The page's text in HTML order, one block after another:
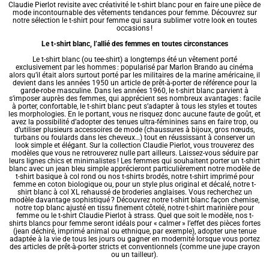
Claudie Pierlot revisite avec créativité le t-shirt blanc pour en faire une pièce de
mode incontournable des vêtements tendances pour femme. Découvrez sur
notre sélection le t-shirt pour femmequi saura sublimer votre look en toutes
occasions !
Le t-shirt blanc, l’allié des femmes en toutes circonstances
Le t-shirt blanc (ou tee-shirt) a longtemps été un vêtement porté
exclusivement par les hommes : popularisé par Marlon Brando au cinéma
alors qu’il était alors surtout porté par les militaires de la marine américaine, il
devient dans les années 1950 un article de prêt-à-porter de référence pour la
garde-robe masculine. Dans les années 1960, le t-shirt blanc parvient à
s’imposer auprès des femmes, qui apprécient ses nombreux avantages : facile
à porter, confortable, le t-shirt blanc peut s’adapter à tous les styles et toutes
les morphologies. En le portant, vous ne risquez donc aucune faute de goût, et
avez la possibilité d’adopter des tenues ultra-féminines sans en faire trop, ou
d’utiliser plusieurs accessoires de mode (chaussures à bijoux, gros nœuds,
turbans ou foulards dans les cheveux…) tout en réussissant à conserver un
look simple et élégant. Sur la collection Claudie Pierlot, vous trouverez des
modèles que vous ne retrouverez nulle part ailleurs. Laissez-vous séduire par
leurs lignes chics et minimalistes ! Les femmes qui souhaitent porter un t-shirt
blanc avec un jean bleu simple apprécieront particulièrement notre modèle de
t-shirt basique à col rond ou nos t-shirts brodés, notre t-shirt imprimé pour
femme en coton biologique ou, pour un style plus original et décalé, notre t-
shirt blanc à col XL rehaussé de broderies anglaises. Vous recherchez un
modèle davantage sophistiqué ? Découvrez notre t-shirt blanc façon chemise,
notre top blanc ajusté en tissu finement côtelé, notre t-shirt marinière pour
femmeou le t-shirt Claudie Pierlot à strass. Quel que soit le modèle, nos t-
shirts blancs pour femme seront idéals pour « calmer » l’effet des pièces fortes
(jean déchiré, imprimé animal ou ethnique, par exemple), adopter une tenue
adaptée à la vie de tous les jours ou gagner en modernité lorsque vous portez
des articles de prêt-à-porter stricts et conventionnels (comme une jupe crayon
ou un tailleur).